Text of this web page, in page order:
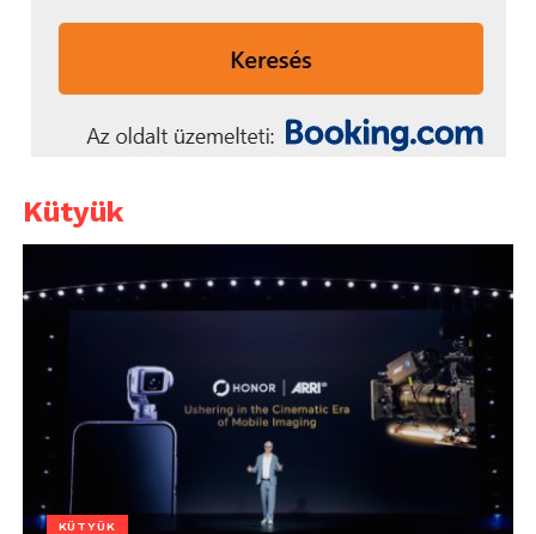
Kütyük
KÜTYÜK